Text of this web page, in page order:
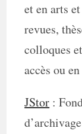
et en arts
revues,
colloques
accès ou
JStor :